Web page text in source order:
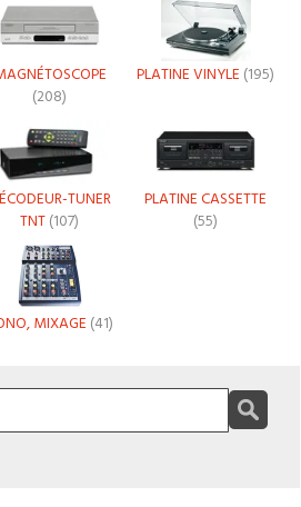
(208)
PLATINE VINYLE (195)
TUNER
TNT(107)
PLATINE CASSETTE
(55)
MIXAGE (41)